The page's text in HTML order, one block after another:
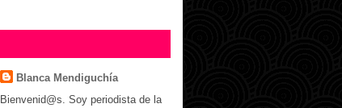
Blanca Mendiguchía
Bienvenid@s. Soy periodista de la